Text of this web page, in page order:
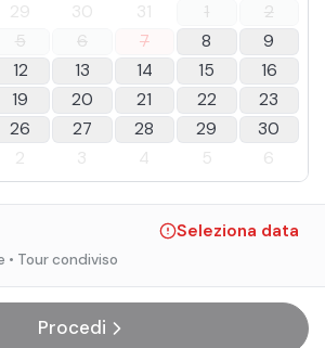
29 30 31 1
2
5 6 7 8
9
12 13 14 15
16
19 20 21 22
23
26 27 28 29
30
2 3 4 5 6
Seleziona data
• Tour condiviso
Procedi